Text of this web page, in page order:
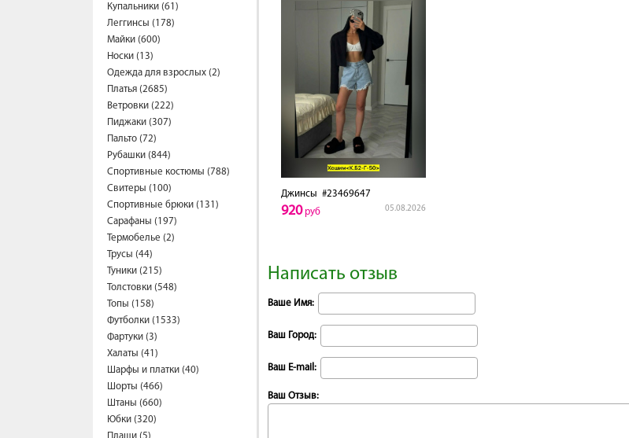
Купальники (61)
Леггинсы (178)
Майки (600)
Носки (13)
Одежда для взрослых (2)
Платья (2685)
Ветровки (222)
Пиджаки (307)
Пальто (72)
Рубашки (844)
Спортивные костюмы (788)
Свитеры (100)
Спортивные брюки (131)
Сарафаны (197)
Термобелье (2)
Трусы (44)
Туники (215)
Толстовки (548)
Топы (158)
Футболки (1533)
Фартуки (3)
Халаты (41)
Шарфы и платки (40)
Шорты (466)
Штаны (660)
Юбки (320)
Джинсы #23469647
05.08.2026
920руб
Написать отзыв
Ваше Имя:
Ваш Город:
Ваш E-mail:
Ваш Отзыв: